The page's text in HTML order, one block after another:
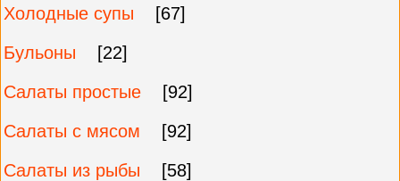
Холодные супы
[67]
Бульоны
[22]
Салаты простые
[92]
Салаты с мясом
[92]
Салаты из рыбы
[58]